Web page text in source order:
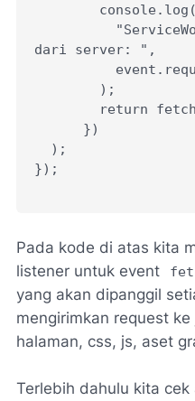
        console.log(
dari server: ",
        );
return
      })
  );
});
Pada kode di atas kita
listener untuk event
yang akan dipanggil
mengirimkan request
halaman, css, js, aset
Terlebih dahulu kita